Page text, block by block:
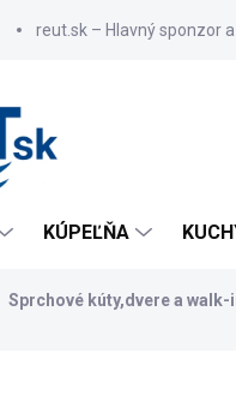
reut.sk – Hlavný sponzor
KÚPEĽŇA
Sprchové kúty,dvere a walk-